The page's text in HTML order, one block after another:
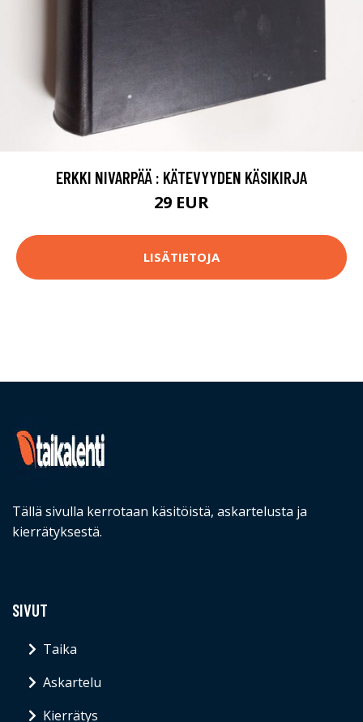
ERKKI NIVARPÄÄ : KÄTEVYYDEN KÄSIKIRJA
29 EUR
LISÄTIETOJA
Tällä sivulla kerrotaan käsitöistä, askartelusta ja
kierrätyksestä.
SIVUT
Taika
Askartelu
Kierrätys